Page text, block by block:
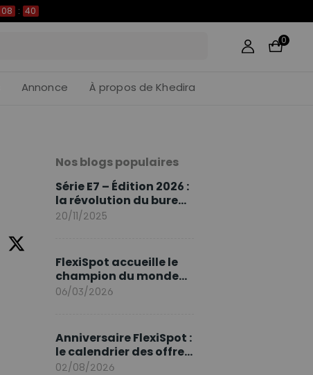
08 : 39
0
Annonce À propos de Khedira
Nos blogs populaires
Série E7 – Édition 2026 :
la révolution du bureau
assis debout continue
20/11/2025
FlexiSpot accueille le
champion du monde
Sami Khedira comme
06/03/2026
Anniversaire FlexiSpot :
le calendrier des offres
d’août
02/08/2026